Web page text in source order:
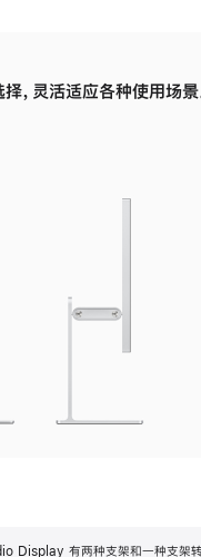
，灵活适应各种使用场景
Display 有两种支架和一种支架转